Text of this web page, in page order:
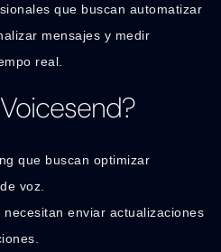
que buscan automatizar
mensajes y medir
real.
que buscan optimizar
voz.
enviar actualizaciones